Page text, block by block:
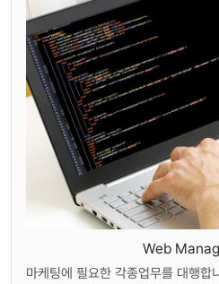
Web
마케팅에 필요한 각종업무를 대행합